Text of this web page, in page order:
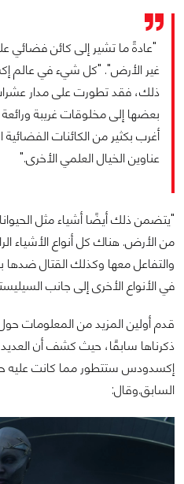
"عادةً ما تشير إلى كائن فضائي
غير الأرض". "كل شيء في عالم
ذلك، فقد تطورت على مدار
بعضها إلى مخلوقات غريبة
أغرب بكثير من الكائنات
عناوين الخيال العلمي الأخرى."
"يتضمن ذلك أيضًا أشياء مثل
من الأرض. هناك كل أنواع الأشياء
والتفاعل معها وكذلك القتال ضدها
في الأنواع الأخرى إلى جانب
قدم أولين المزيد من المعلومات
ذكرناها سابقًا، حيث كشف أن
إكسدودس ستتطور مما كانت عليه
السابق.وقال: